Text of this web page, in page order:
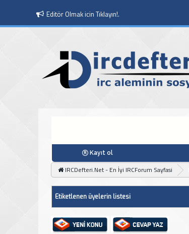
Editör Olmak icin Tıklayın!.
Kayıt ol
IRCDefteri.Net - En İyi IRCForum Sayfasi
Etiketlenen üyelerin listesi